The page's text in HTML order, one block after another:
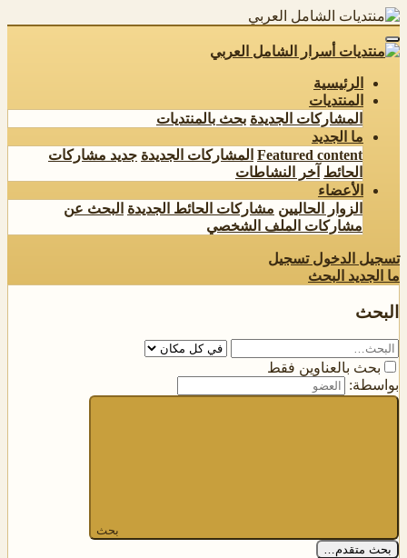
الرئيسية
المنتديات
المشاركات الجديدة بحث بالمنتديات
ما الجديد
Featured content المشاركات الجديدة جديد مشاركات
الحائط آخر النشاطات
الأعضاء
الزوار الحاليين مشاركات الحائط الجديدة البحث عن
مشاركات الملف الشخصي
تسجيل الدخول تسجيل
ما الجديد البحث
البحث
بحث بالعناوين فقط
بواسطة:
بحث
بحث متقدم…